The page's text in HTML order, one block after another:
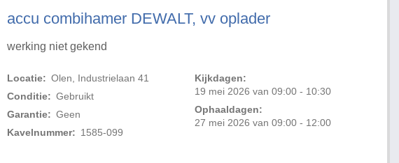
accu combihamer DEWALT, vv oplader
werking niet gekend
Locatie: Olen, Industrielaan 41
Conditie: Gebruikt
Garantie: Geen
Kavelnummer: 1585-099
Kijkdagen:
19 mei 2026 van 09:00 - 10:30
Ophaaldagen:
27 mei 2026 van 09:00 - 12:00